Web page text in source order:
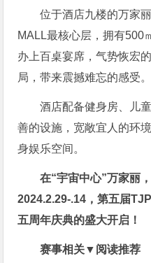
位于酒店九楼的万家
MALL最核心层，拥有500
办上百桌宴席，气势恢宏
局，带来震撼难忘的感受。
酒店配备健身房、儿
善的设施，宽敞宜人的环
身娱乐空间。
在“宇宙中心”万家丽
2024.2.29-.14，第五届
五周年庆典的盛大开启！
赛事相关▼阅读推荐